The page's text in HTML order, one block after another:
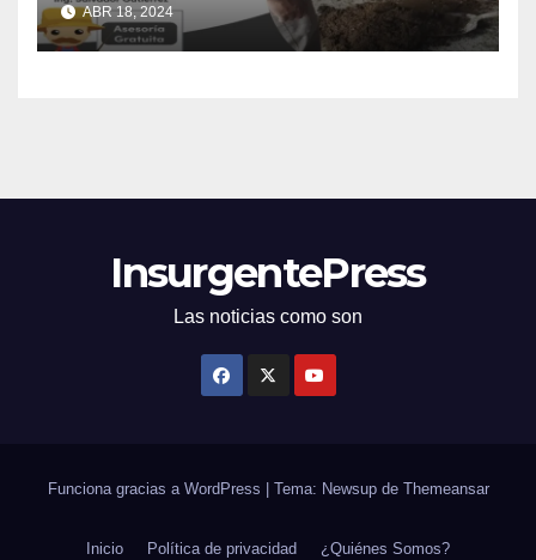
ABR 18, 2024
InsurgentePress
Las noticias como son
Funciona gracias a WordPress | Tema: Newsup de Themeansar
Inicio Política de privacidad ¿Quiénes Somos?